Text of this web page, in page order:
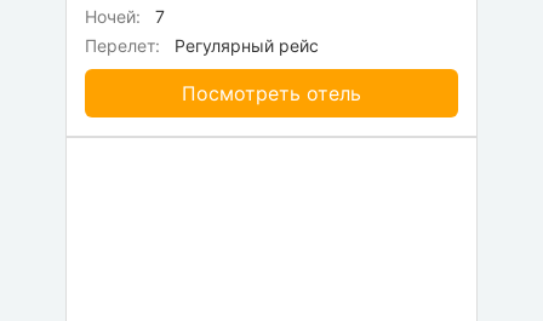
Ночей:
7
Перелет:
Регулярный рейс
Посмотреть отель